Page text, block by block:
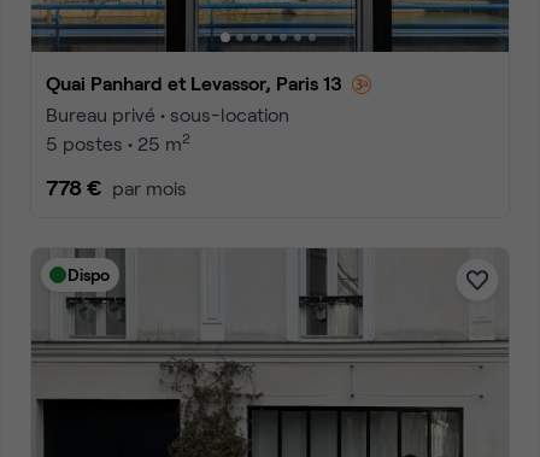
Quai Panhard et Levassor, Paris 13
Bureau privé • sous-location
5 postes • 25 m2
778 € par mois
Dispo